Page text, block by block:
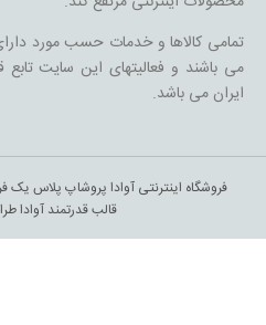
تمامی کالاها و خدمات حسب مورد
می باشند و فعالیتهای این سایت
ایران می باشد.
فروشگاه اینترنتی آوادا پروشاپ پلاس
قالب قدرتمند آوادا